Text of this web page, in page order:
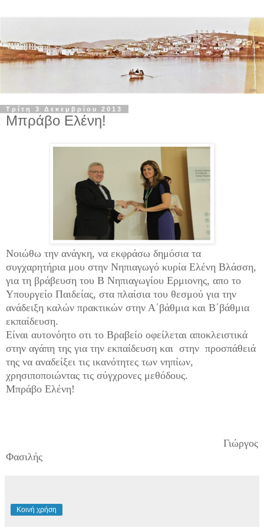
Τρίτη 3 Δεκεμβρίου 2013
Μπράβο Ελένη!
Νοιώθω την ανάγκη, να εκφράσω δημόσια τα
συγχαρητήρια μου στην Νηπιαγωγό κυρία Ελένη Βλάσση,
για τη βράβευση του Β Νηπιαγωγίου Ερμιονης, απο το
Υπουργείο Παιδείας, στα πλαίσια του θεσμού για την
ανάδειξη καλών πρακτικών στην Α΄βάθμια και Β΄βάθμια
εκπαίδευση.
Είναι αυτονόητο οτι το Βραβείο οφείλεται αποκλειστικά
στην αγάπη της για την εκπαίδευση και στην προσπάθειά
της να αναδείξει τις ικανότητες των νηπίων,
χρησιποποιώντας τις σύγχρονες μεθόδους.
Μπράβο Ελένη!
Γιώργος
Φασιλής
Κοινή χρήση